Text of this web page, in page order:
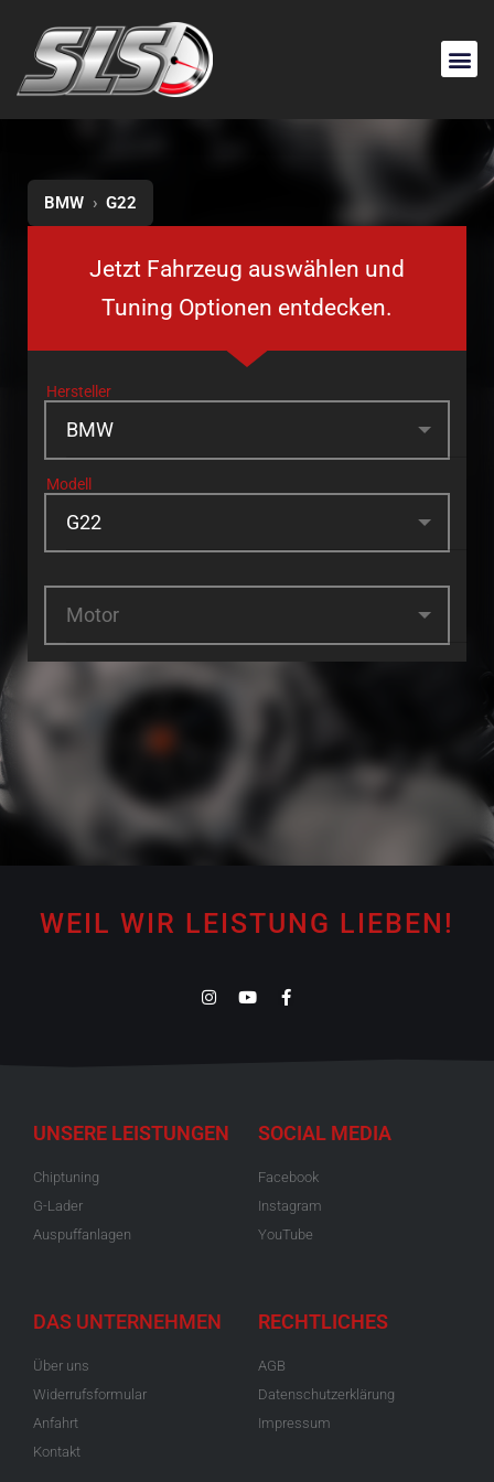
BMW › G22
Jetzt Fahrzeug auswählen und
Tuning Optionen entdecken.
Hersteller
Modell
Motor
WEIL WIR LEISTUNG LIEBEN!
UNSERE LEISTUNGEN
Chiptuning
G-Lader
Auspuffanlagen
SOCIAL MEDIA
Facebook
Instagram
YouTube
DAS UNTERNEHMEN
Über uns
Widerrufsformular
Anfahrt
Kontakt
RECHTLICHES
AGB
Datenschutzerklärung
Impressum